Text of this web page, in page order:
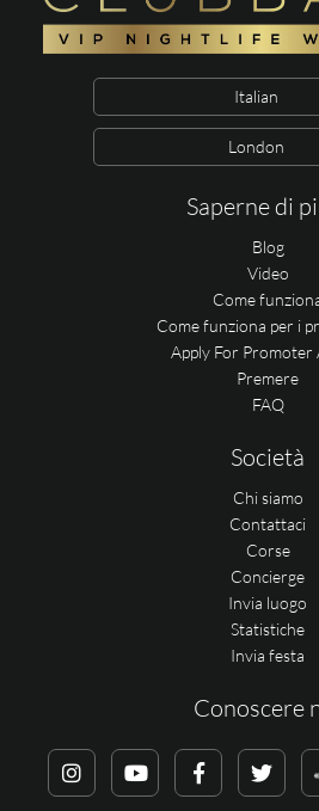
Italian
London
Saperne di
Blog
Video
Come
Come funziona per i
Apply For Promoter
Premere
FAQ
Società
Chi siamo
Contattaci
Corse
Concierge
Invia luogo
Statistiche
Invia festa
Conoscere